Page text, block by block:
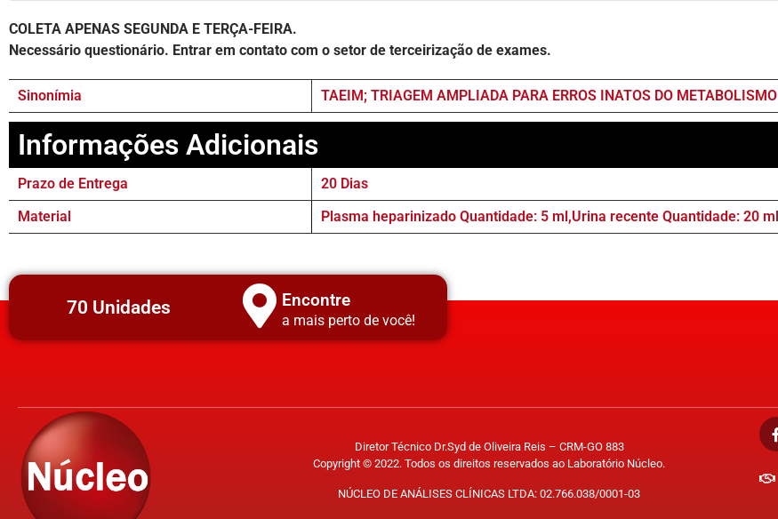
COLETA APENAS SEGUNDA E TERÇA-FEIRA.
Necessário questionário. Entrar em contato com o setor de terceirização de exames.
Sinonímia TAEIM; TRIAGEM AMPLIADA PARA ERROS INATOS DO METABOLISMO
Informações Adicionais
Prazo de Entrega
20 Dias
Material
Plasma heparinizado Quantidade: 5 ml,Urina recente Quantidade: 20 ml
70 Unidades Encontre
a mais perto de você!
Diretor Técnico Dr.Syd de Oliveira Reis – CRM-GO 883
Copyright © 2022. Todos os direitos reservados ao Laboratório Núcleo.
NÚCLEO DE ANÁLISES CLÍNICAS LTDA: 02.766.038/0001-03